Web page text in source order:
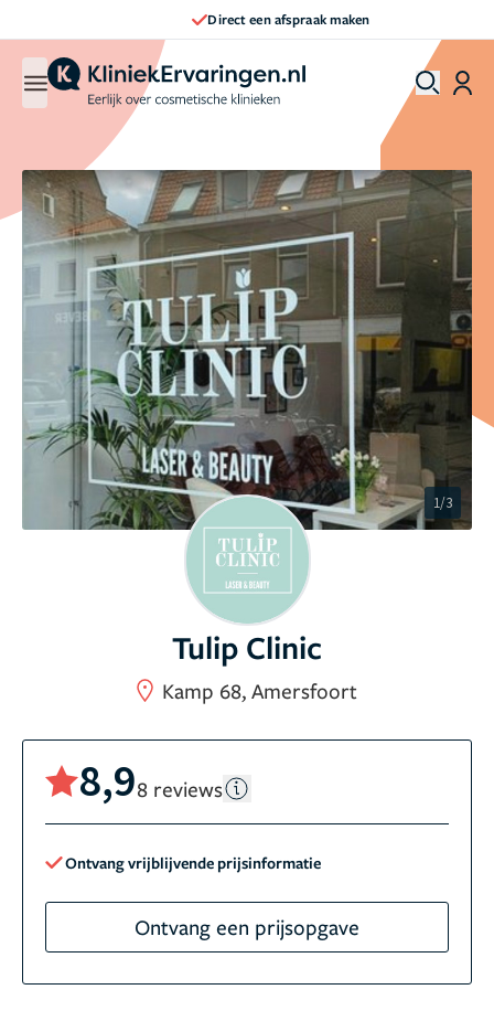
Direct een afspraak maken
1/3
Tulip Clinic
Kamp 68, Amersfoort
8,98 reviews
Ontvang vrijblijvende prijsinformatie
Ontvang een prijsopgave